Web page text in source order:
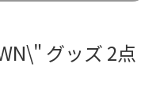
グッズ 2点